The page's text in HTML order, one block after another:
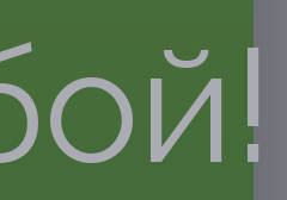
запись по телефону;
отмене или переносе
самостоятельно
о реализации купонов
купон не позднее чем
действия).